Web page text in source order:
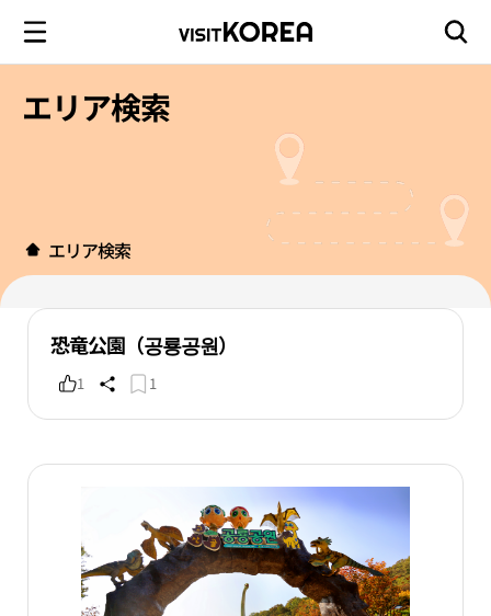
エリア検索
エリア検索
恐竜公園（공룡공원）
1 1